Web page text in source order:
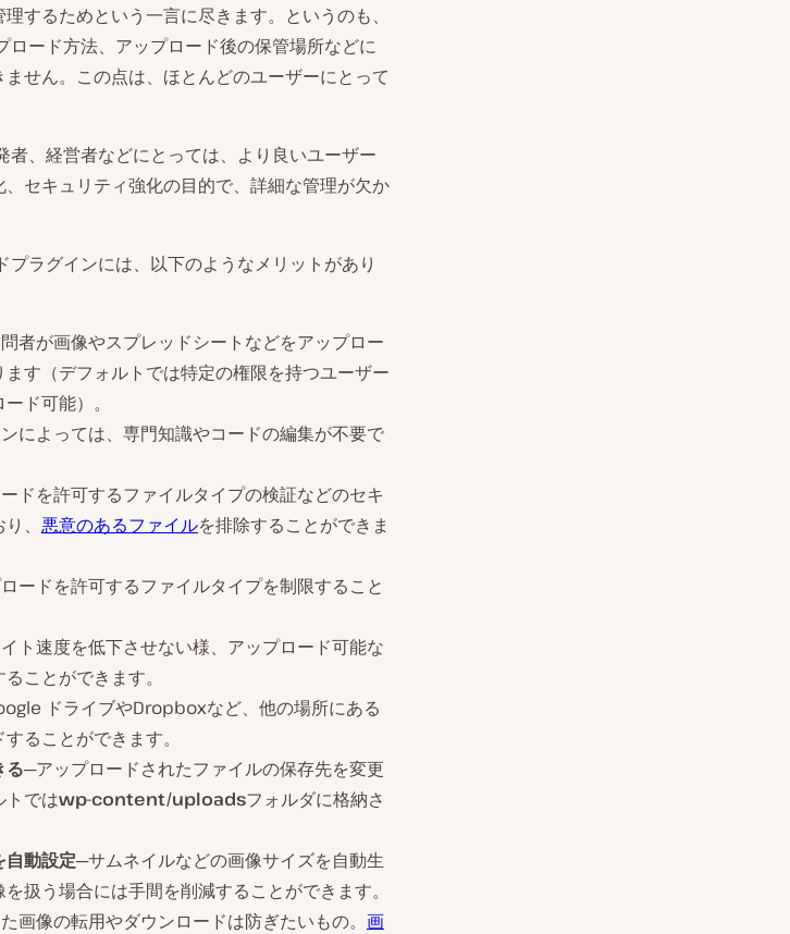
するためという一言に尽きます。というのも、
ード方法、アップロード後の保管場所などに
せん。この点は、ほとんどのユーザーにとって
、経営者などにとっては、より良いユーザー
セキュリティ強化の目的で、詳細な管理が欠か
ラグインには、以下のようなメリットがあり
者が画像やスプレッドシートなどをアップロー
す（デフォルトでは特定の権限を持つユーザー
ド可能）。
によっては、専門知識やコードの編集が不要で
ドを許可するファイルタイプの検証などのセキ
、 悪意のあるファイルを排除することができま
ードを許可するファイルタイプを制限すること
ト速度を低下させない様、アップロード可能な
ことができます。
ドライブやDropboxなど、他の場所にある
ることができます。
る─アップロードされたファイルの保存先を変更
トではwp-content/uploadsフォルダに格納さ
自動設定─サムネイルなどの画像サイズを自動生
扱う場合には手間を削減することができます。
画像の転用やダウンロードは防ぎたいもの。 画